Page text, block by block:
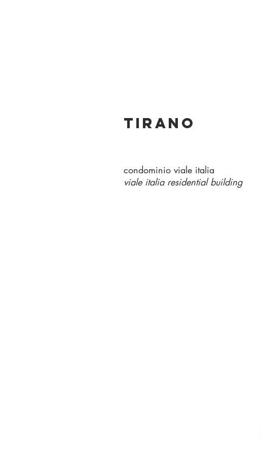
tirano
condominio viale italia
viale italia residential building